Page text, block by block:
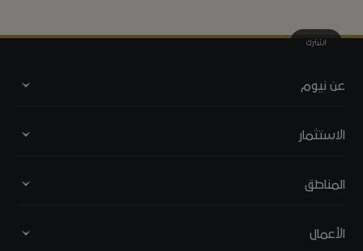
اشترك
عن نيوم
المسؤولية الاجتماعية
الاستثمار
المناطق
الأعمال